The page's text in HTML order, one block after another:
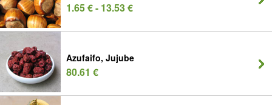
1.65 € - 13.53 €
Azufaifo, Jujube
80.61 €